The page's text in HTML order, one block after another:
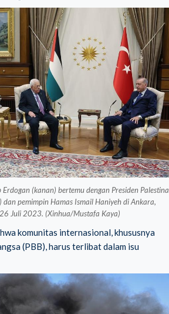
Erdogan (kanan) bertemu dengan Presiden Palestina
dan pemimpin Hamas Ismail Haniyeh di Ankara,
Juli 2023. (Xinhua/Mustafa Kaya)
komunitas internasional, khususnya
(PBB), harus terlibat dalam isu